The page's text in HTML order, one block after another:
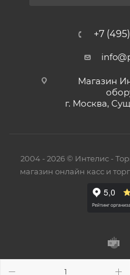
+7
Магазин
г. Москва,
2004 - 2026 © Интелис -
магазин онлайн касс и